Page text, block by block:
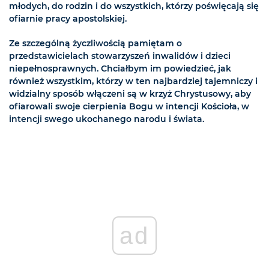
młodych, do rodzin i do wszystkich, którzy poświęcają się
ofiarnie pracy apostolskiej.
Ze szczególną życzliwością pamiętam o
przedstawicielach stowarzyszeń inwalidów i dzieci
niepełnosprawnych. Chciałbym im powiedzieć, jak
również wszystkim, którzy w ten najbardziej tajemniczy i
widzialny sposób włączeni są w krzyż Chrystusowy, aby
ofiarowali swoje cierpienia Bogu w intencji Kościoła, w
intencji swego ukochanego narodu i świata.
ad